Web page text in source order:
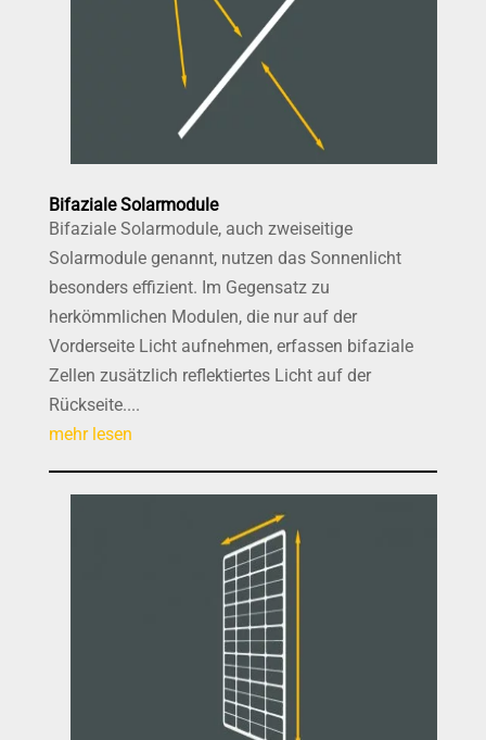
Bifaziale Solarmodule
Bifaziale Solarmodule, auch zweiseitige
Solarmodule genannt, nutzen das Sonnenlicht
besonders effizient. Im Gegensatz zu
herkömmlichen Modulen, die nur auf der
Vorderseite Licht aufnehmen, erfassen bifaziale
Zellen zusätzlich reflektiertes Licht auf der
Rückseite....
mehr lesen